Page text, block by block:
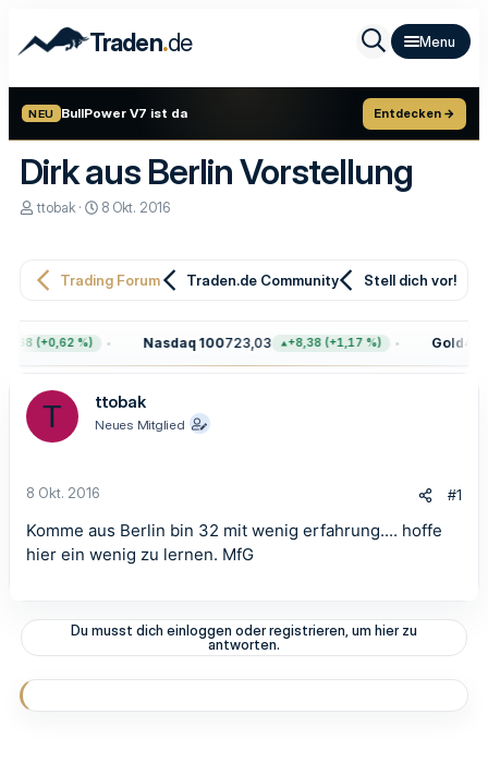
Traden.de
NEU BullPower V7 ist da Entdecken →
Dirk aus Berlin Vorstellung
E
e
r
ttobak
E
e
a
m
8 Okt. 2016
Trading Forum Traden.de Community Stell dich vor!
(+0,62 %) Nasdaq 100723,03 +8,38 (+1,17 %) Gold
T ttobak
Neues Mitglied
8 Okt. 2016 #1
Komme aus Berlin bin 32 mit wenig erfahrung.... hoffe
hier ein wenig zu lernen. MfG
Du musst dich einloggen oder registrieren, um hier zu
antworten.